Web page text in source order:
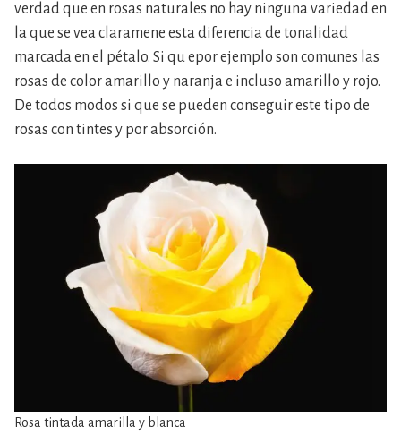
verdad que en rosas naturales no hay ninguna variedad en
la que se vea claramene esta diferencia de tonalidad
marcada en el pétalo. Si qu epor ejemplo son comunes las
rosas de color amarillo y naranja e incluso amarillo y rojo.
De todos modos si que se pueden conseguir este tipo de
rosas con tintes y por absorción.
Rosa tintada amarilla y blanca